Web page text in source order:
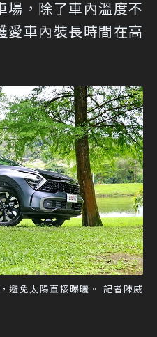
場，除了車內溫度不
愛車內裝長時間在高
避免太陽直接曝曬。 記者陳威